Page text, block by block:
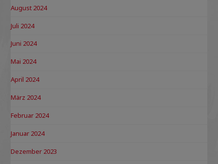
August 2024
Juli 2024
Juni 2024
Mai 2024
April 2024
März 2024
Februar 2024
Januar 2024
Dezember 2023